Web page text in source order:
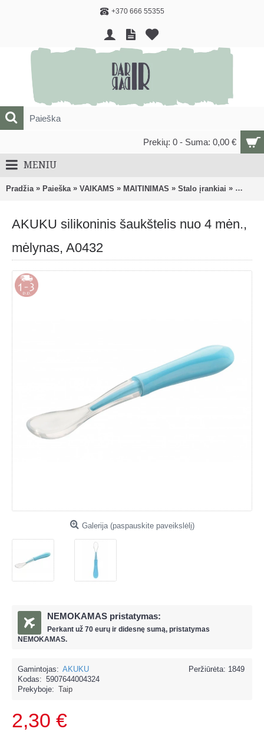
+370 666 55355
Prekių: 0 - Suma: 0,00 €
MENIU
Pradžia » Paieška » VAIKAMS » MAITINIMAS » Stalo įrankiai »
AKUKU silikoninis šaukštelis nuo 4 mėn.,
mėlynas, A0432
Galerija (paspauskite paveikslėlį)
NEMOKAMAS pristatymas:
Perkant už 70 eurų ir didesnę sumą, pristatymas
NEMOKAMAS.
Peržiūrėta: 1849
Gamintojas: AKUKU
Kodas: 5907644004324
Prekyboje: Taip
2,30 €